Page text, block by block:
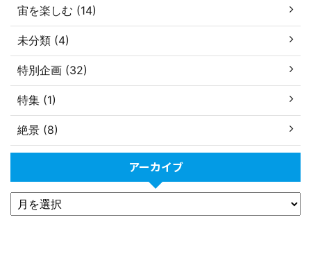
宙を楽しむ (14)
未分類 (4)
特別企画 (32)
特集 (1)
絶景 (8)
アーカイブ